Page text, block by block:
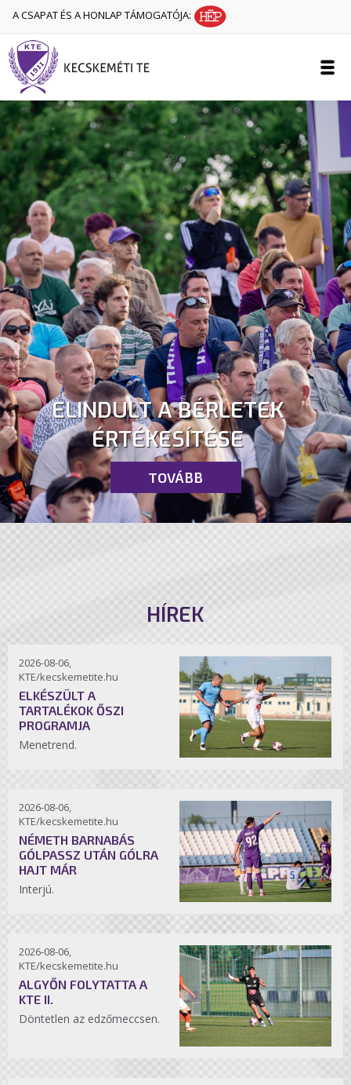
A CSAPAT ÉS A HONLAP TÁMOGATÓJA:
ELINDULT A BÉRLETEK
ÉRTÉKESÍTÉSE
TOVÁBB
HÍREK
2026-08-06,
KTE/kecskemetite.hu
ELKÉSZÜLT A
TARTALÉKOK ŐSZI
PROGRAMJA
Menetrend.
2026-08-06,
KTE/kecskemetite.hu
NÉMETH BARNABÁS
GÓLPASSZ UTÁN GÓLRA
HAJT MÁR
Interjú.
2026-08-06,
KTE/kecskemetite.hu
ALGYŐN FOLYTATTA A
KTE II.
Döntetlen az edzőmeccsen.